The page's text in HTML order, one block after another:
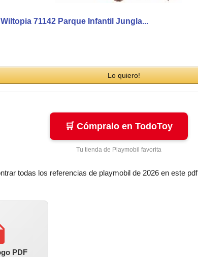
71142 Parque Infantil Jungla...
Lo quiero!
🛒 Cómpralo en TodoToy
Tu tienda de Playmobil favorita
todas los referencias de playmobil de 2026 en este pdf
PDF